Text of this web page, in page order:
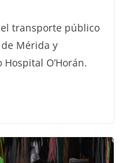
el transporte público
Mérida y
O’Horán.